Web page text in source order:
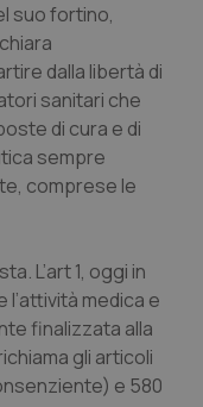
suo fortino,
dalla libertà di
sanitari che
di cura e di
sempre
comprese le
L’art 1, oggi in
medica e
finalizzata alla
gli articoli
e 580